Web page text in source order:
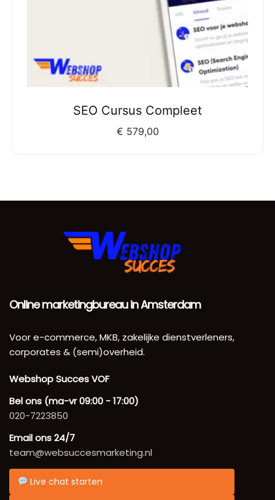
SEO Cursus Compleet
€ 579,00
Online marketingbureau in Amsterdam
Voor e-commerce, MKB, zakelijke dienstverleners,
corporates & (semi)overheid.
Webshop Succes VOF
Bel ons (ma-vr 09:00 - 17:00)
020-7223850
Email ons 24/7
team@websuccesmarketing.nl
Live chat starten